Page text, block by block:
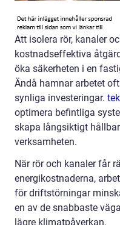
Att isolera rör, kanaler
kostnadseffektiva
öka säkerheten i en
Ändå hamnar arbetet
synliga investeringar.
optimera befintliga
skapa långsiktigt
verksamheten.
När rör och kanaler får
energikostnaderna,
för driftstörningar
en av de snabbaste
lägre klimatpåverkan.